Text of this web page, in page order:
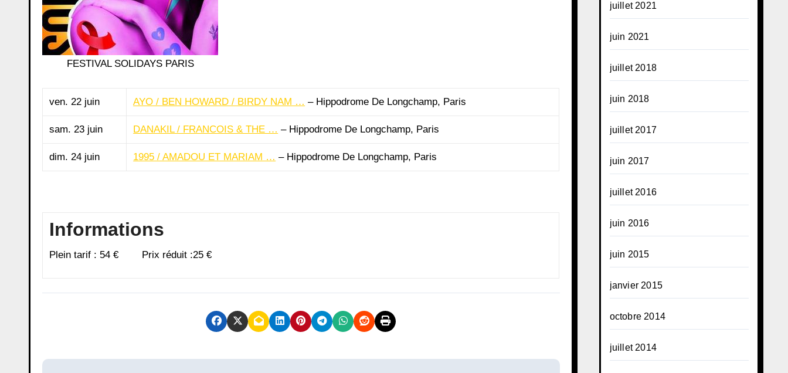
FESTIVAL SOLIDAYS PARIS
ven. 22 juin AYO / BEN HOWARD / BIRDY NAM … – Hippodrome De Longchamp, Paris
sam. 23 juin DANAKIL / FRANCOIS & THE … – Hippodrome De Longchamp, Paris
dim. 24 juin 1995 / AMADOU ET MARIAM … – Hippodrome De Longchamp, Paris
Informations
Plein tarif : 54 € Prix réduit :25 €
juillet 2021
juin 2021
juillet 2018
juin 2018
juillet 2017
juin 2017
juillet 2016
juin 2016
juin 2015
janvier 2015
octobre 2014
juillet 2014